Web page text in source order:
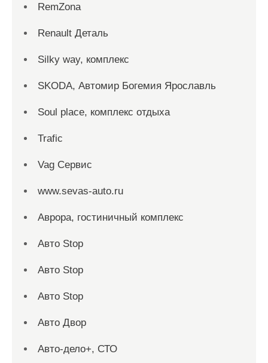
RemZona
Renault Деталь
Silky way, комплекс
SKODA, Автомир Богемия Ярославль
Soul place, комплекс отдыха
Trafic
Vag Сервис
www.sevas-auto.ru
Аврора, гостиничный комплекс
Авто Stop
Авто Stop
Авто Stop
Авто Двор
Авто-дело+, СТО